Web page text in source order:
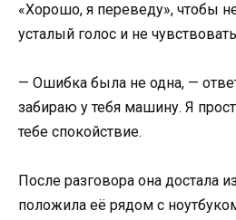
«Хорошо, я переведу», чтобы
усталый голос и не
— Ошибка была не одна, —
забираю у тебя машину. Я
тебе спокойствие.
После разговора она достала
положила её рядом с